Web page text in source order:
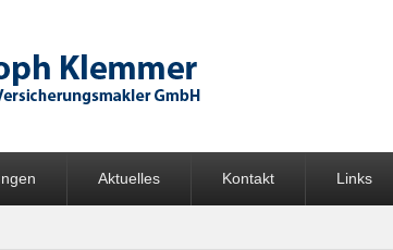
GmbH
Aktuelles Kontakt Links